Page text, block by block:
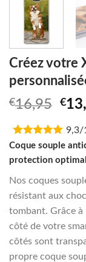
Créez votre
€16,95 €
9,3/
Coque souple
protection
Nos coques
résistant aux
tombant. Grâce
côté de votre
côtés sont
propre coque